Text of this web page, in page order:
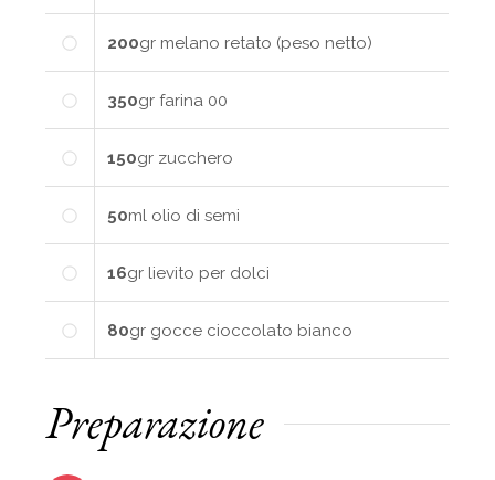
200gr melano retato (peso netto)
350gr farina 00
150gr zucchero
50ml olio di semi
16gr lievito per dolci
80gr gocce cioccolato bianco
Preparazione